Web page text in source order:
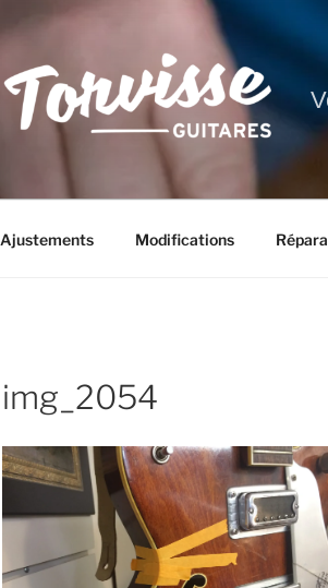
Ajustements Modifications
img_2054